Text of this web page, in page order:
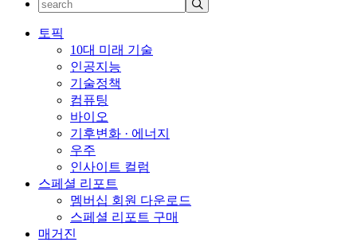
토픽
10대 미래 기술
인공지능
기술정책
컴퓨팅
바이오
기후변화 · 에너지
우주
인사이트 컬럼
스페셜 리포트
멤버십 회원 다운로드
스페셜 리포트 구매
매거진